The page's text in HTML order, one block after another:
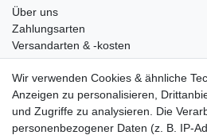
Über uns
Zahlungsarten
Versandarten & -kosten
Widerrufsrecht
Warenkorb
Zur Kasse
Mein Konto
Wir verwenden Cookies & ähnliche
Anzeigen zu personalisieren,
und Zugriffe zu analysieren. Die
personenbezogener Daten (z. B. IP-